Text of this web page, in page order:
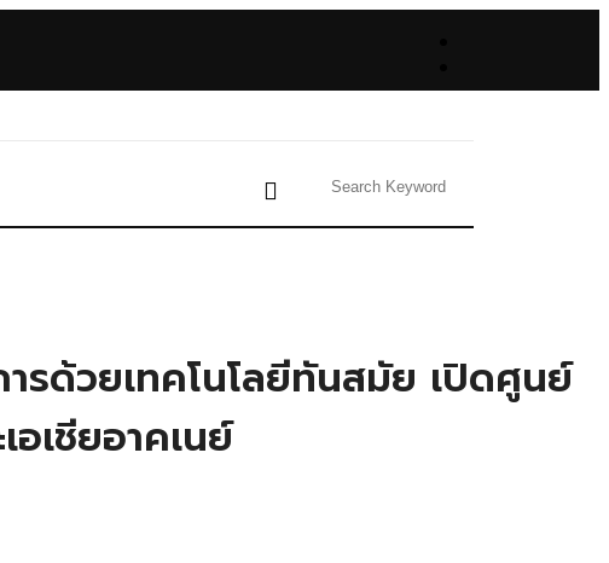
ารด้วยเทคโนโลยีทันสมัย เปิดศูนย์
เชียอาคเนย์